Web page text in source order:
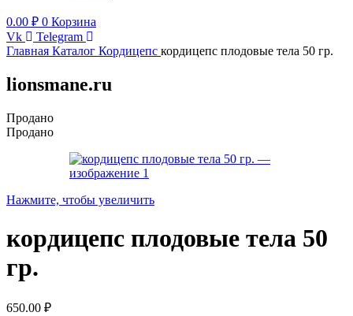
0.00 ₽ 0 Корзина
Vk
Telegram
Главная Каталог Кордицепс кордицепс плодовые тела 50 гр.
lionsmane.ru
Продано
Продано
Нажмите, чтобы увеличить
кордицепс плодовые тела 50
гр.
650.00 ₽